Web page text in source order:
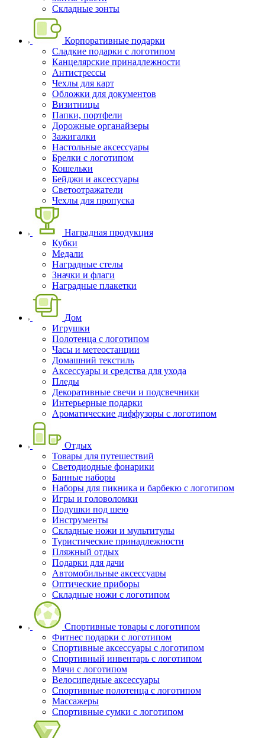
Складные зонты
Корпоративные подарки
Сладкие подарки с логотипом
Канцелярские принадлежности
Антистрессы
Чехлы для карт
Обложки для документов
Визитницы
Папки, портфели
Дорожные органайзеры
Зажигалки
Настольные аксессуары
Брелки с логотипом
Кошельки
Бейджи и аксессуары
Светоотражатели
Чехлы для пропуска
Наградная продукция
Кубки
Медали
Наградные стелы
Значки и флаги
Наградные плакетки
Дом
Игрушки
Полотенца с логотипом
Часы и метеостанции
Домашний текстиль
Аксессуары и средства для ухода
Пледы
Декоративные свечи и подсвечники
Интерьерные подарки
Ароматические диффузоры с логотипом
Отдых
Товары для путешествий
Светодиодные фонарики
Банные наборы
Наборы для пикника и барбекю с логотипом
Игры и головоломки
Подушки под шею
Инструменты
Складные ножи и мультитулы
Туристические принадлежности
Пляжный отдых
Подарки для дачи
Автомобильные аксессуары
Оптические приборы
Складные ножи с логотипом
Спортивные товары с логотипом
Фитнес подарки с логотипом
Спортивные аксессуары с логотипом
Спортивный инвентарь с логотипом
Мячи с логотипом
Велосипедные аксессуары
Спортивные полотенца с логотипом
Массажеры
Спортивные сумки с логотипом